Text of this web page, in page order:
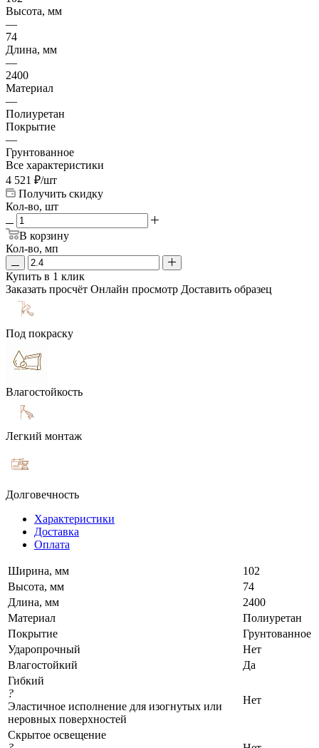
Высота, мм
—
74
Длина, мм
—
2400
Материал
—
Полиуретан
Покрытие
—
Грунтованное
Все характеристики
4 521 ₽/шт
Получить скидку
Кол-во, шт
В корзину
Кол-во, мп
Купить в 1 клик
Заказать просчёт Онлайн просмотр Доставить образец
Под покраску
Влагостойкость
Легкий монтаж
Долговечность
Характеристики
Доставка
Оплата
Ширина, мм
102
Высота, мм
74
Длина, мм
2400
Материал
Полиуретан
Покрытие
Грунтованное
Ударопрочный
Нет
Влагостойкий
Да
Гибкий
?
Эластичное исполнение для изогнутых или
неровных поверхностей
Нет
Скрытое освещение